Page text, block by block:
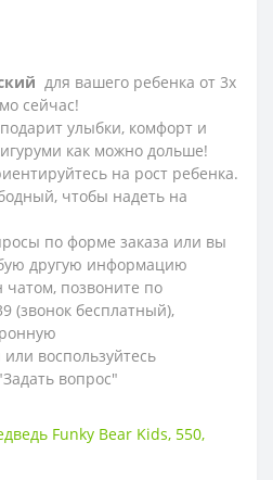
для вашего ребенка от 3х
сейчас!
улыбки, комфорт и
как можно дольше!
на рост ребенка.
чтобы надеть на
по форме заказа или вы
другую информацию
чатом, позвоните по
(звонок бесплатный),
воспользуйтесь
вопрос"
Funky Bear Kids, 550,